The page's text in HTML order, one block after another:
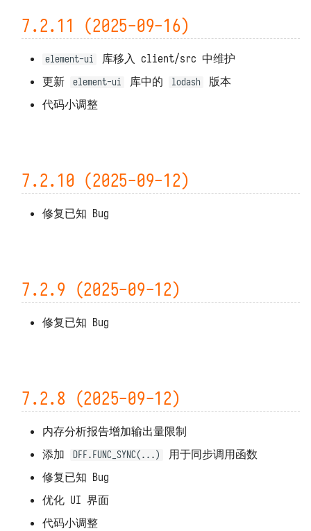
7.2.11 (2025-09-16)
element-ui
库移入 client/src 中维护
更新
element-ui 库中的 lodash
版本
代码小调整
7.2.10 (2025-09-12)
修复已知 Bug
7.2.9 (2025-09-12)
修复已知 Bug
7.2.8 (2025-09-12)
内存分析报告增加输出量限制
添加
DFF.FUNC_SYNC(...)
用于同步调用函数
修复已知 Bug
优化 UI 界面
代码小调整